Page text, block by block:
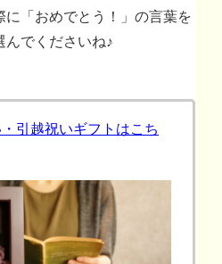
に「おめでとう！」の言葉を
んでくださいね♪
引越祝いギフトはこち